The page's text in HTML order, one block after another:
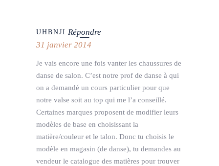
UHBNJI Répondre
31 janvier 2014
Je vais encore une fois vanter les chaussures de
danse de salon. C’est notre prof de danse à qui
on a demandé un cours particulier pour que
notre valse soit au top qui me l’a conseillé.
Certaines marques proposent de modifier leurs
modèles de base en choisissant la
matière/couleur et le talon. Donc tu choisis le
modèle en magasin (de danse), tu demandes au
vendeur le catalogue des matières pour trouver